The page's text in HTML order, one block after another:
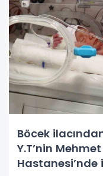
Böcek
Y.T’nin